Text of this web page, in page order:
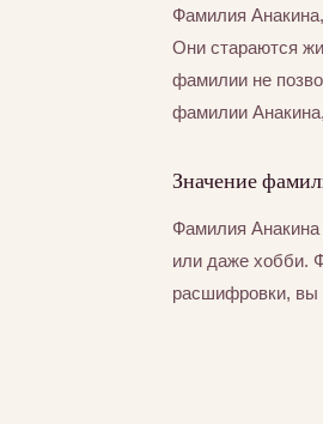
Фамилия
Они стараются
фамилии не
фамилии
Значение
Фамилия Анакина
или даже хобби.
расшифровки, вы